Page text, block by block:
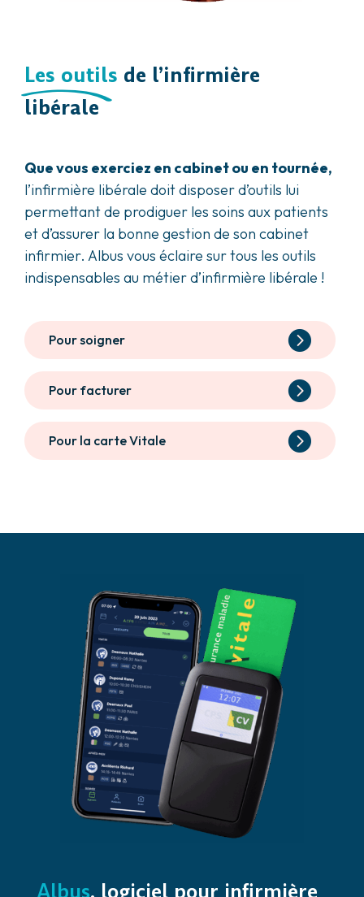
Les outils de l’infirmière
libérale
Que vous exerciez en cabinet ou en tournée,
l’infirmière libérale doit disposer d’outils lui
permettant de prodiguer les soins aux patients
et d’assurer la bonne gestion de son cabinet
infirmier. Albus vous éclaire sur tous les outils
indispensables au métier d’infirmière libérale !
Pour soigner
Pour facturer
Pour la carte Vitale